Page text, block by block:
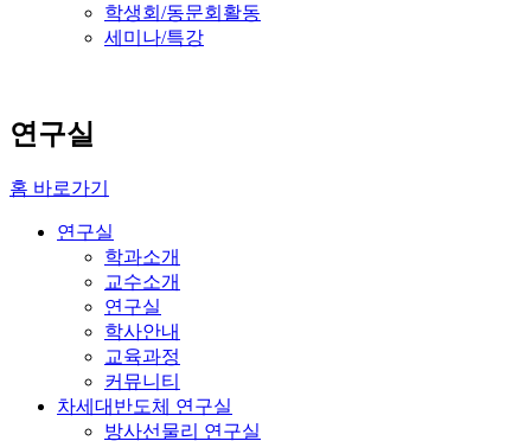
학생회/동문회활동
세미나/특강
연구실
홈 바로가기
연구실
학과소개
교수소개
연구실
학사안내
교육과정
커뮤니티
차세대반도체 연구실
방사선물리 연구실